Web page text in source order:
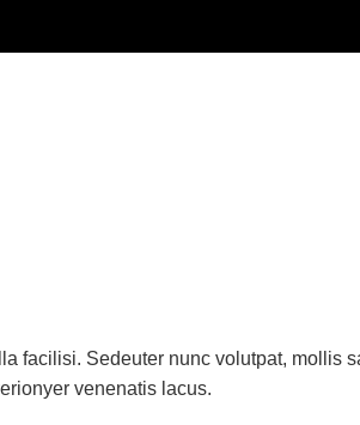
facilisi. Sedeuter nunc volutpat, mollis
venenatis lacus.